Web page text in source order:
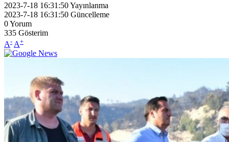
2023-7-18 16:31:50Yayınlanma
2023-7-18 16:31:50 Güncelleme
0Yorum
335 Gösterim
A- A+